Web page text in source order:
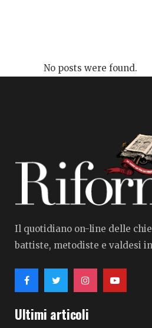
No posts were found.
Il quotidiano on-line delle
battiste, metodiste e valdesi
Ultimi articoli